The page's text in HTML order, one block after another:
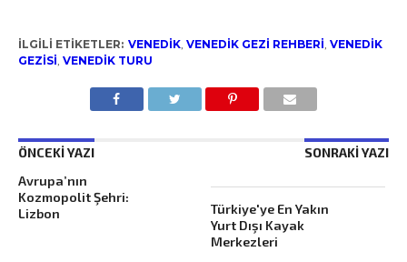
İLGILI ETIKETLER: VENEDIK, VENEDIK GEZI REHBERI VENEDIK
GEZISI VENEDIK TURU
ÖNCEKI YAZI
SONRAKI YAZI
Avrupa’nın
Kozmopolit Şehri:
Lizbon
Türkiye'ye En Yakın
Yurt Dışı Kayak
Merkezleri